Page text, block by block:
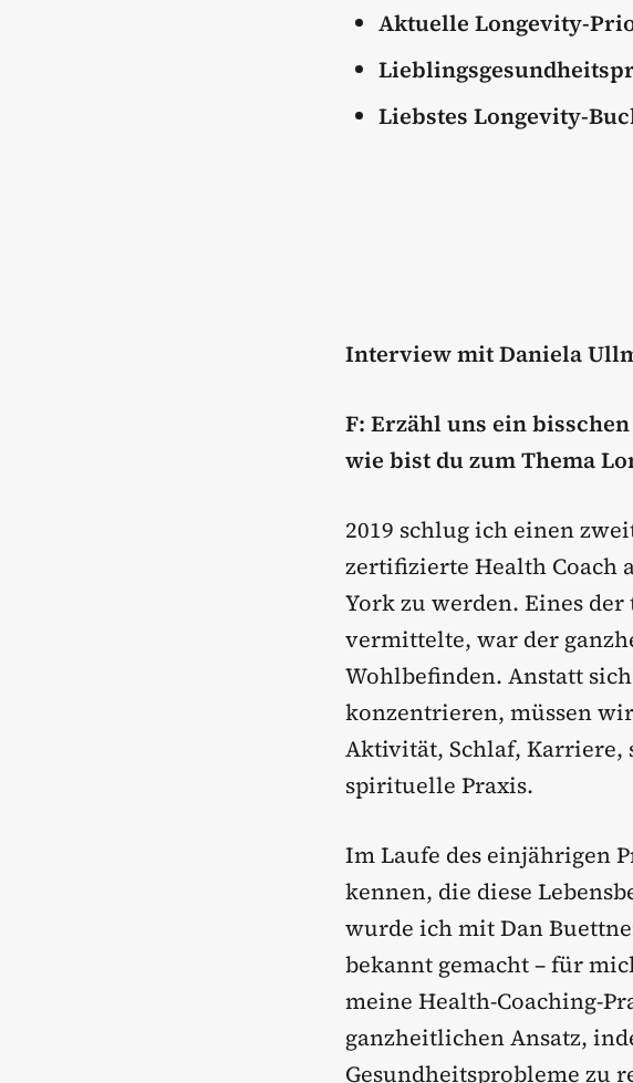
Aktuelle Longevity-
Liebstes Longevity-
Interview mit Daniela
F: Erzähl uns ein
wie bist du zum Thema
2019 schlug ich einen
zertifizierte Health
York zu werden. Eines
vermittelte, war der
Wohlbefinden. Anstatt
konzentrieren, müssen
Aktivität, Schlaf, Karriere,
spirituelle Praxis.
Im Laufe des einjährigen
kennen, die diese
wurde ich mit Dan
bekannt gemacht – für
meine Health-Coaching-
ganzheitlichen Ansatz,
Gesundheitsprobleme zu